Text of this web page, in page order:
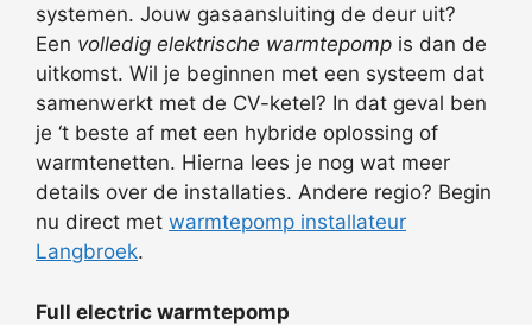
systemen. Jouw gasaansluiting de deur uit?
Een volledig elektrische warmtepomp is dan de
uitkomst. Wil je beginnen met een systeem dat
samenwerkt met de CV-ketel? In dat geval ben
je ‘t beste af met een hybride oplossing of
warmtenetten. Hierna lees je nog wat meer
details over de installaties. Andere regio? Begin
nu direct met warmtepomp installateur
Langbroek.
Full electric warmtepomp